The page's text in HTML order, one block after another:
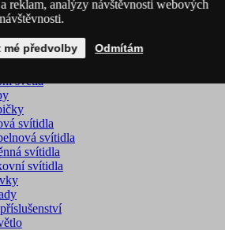
kompletní sortiment
- kompletní sortiment
sortiment
světla
svítidla
svítidla
svítidla
svítidla
reklam, analýzy návštěvnosti webových
mé předvolby Odmítám